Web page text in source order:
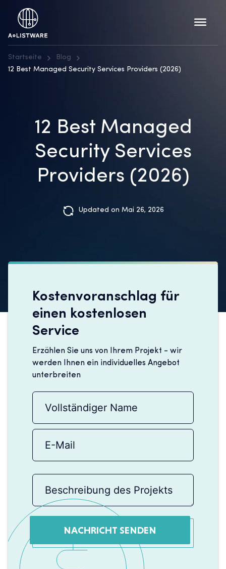
Startseite
Blog
12 Best Managed Security Services Providers (2026)
12 Best Managed
Security Services
Providers (2026)
Updated on Mai 26, 2026
Kostenvoranschlag für
einen kostenlosen
Service
Erzählen Sie uns von Ihrem Projekt - wir
werden Ihnen ein individuelles Angebot
unterbreiten
NACHRICHT SENDEN